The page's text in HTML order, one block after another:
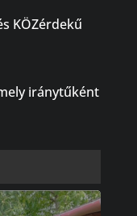
KÖZérdekű
iránytűként